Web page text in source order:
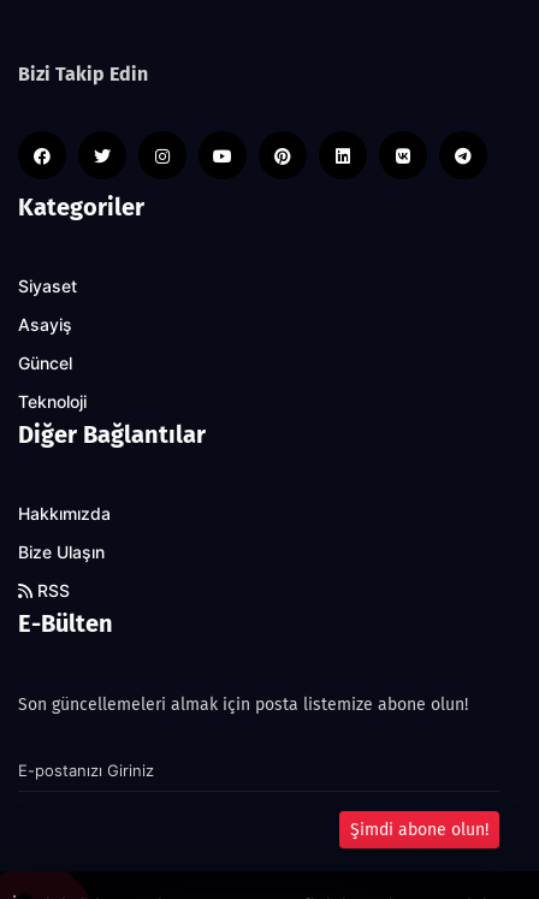
Bizi Takip Edin
Kategoriler
Siyaset
Asayiş
Güncel
Teknoloji
Diğer Bağlantılar
Hakkımızda
Bize Ulaşın
RSS
E-Bülten
Son güncellemeleri almak için posta listemize abone olun!
Şimdi abone olun!